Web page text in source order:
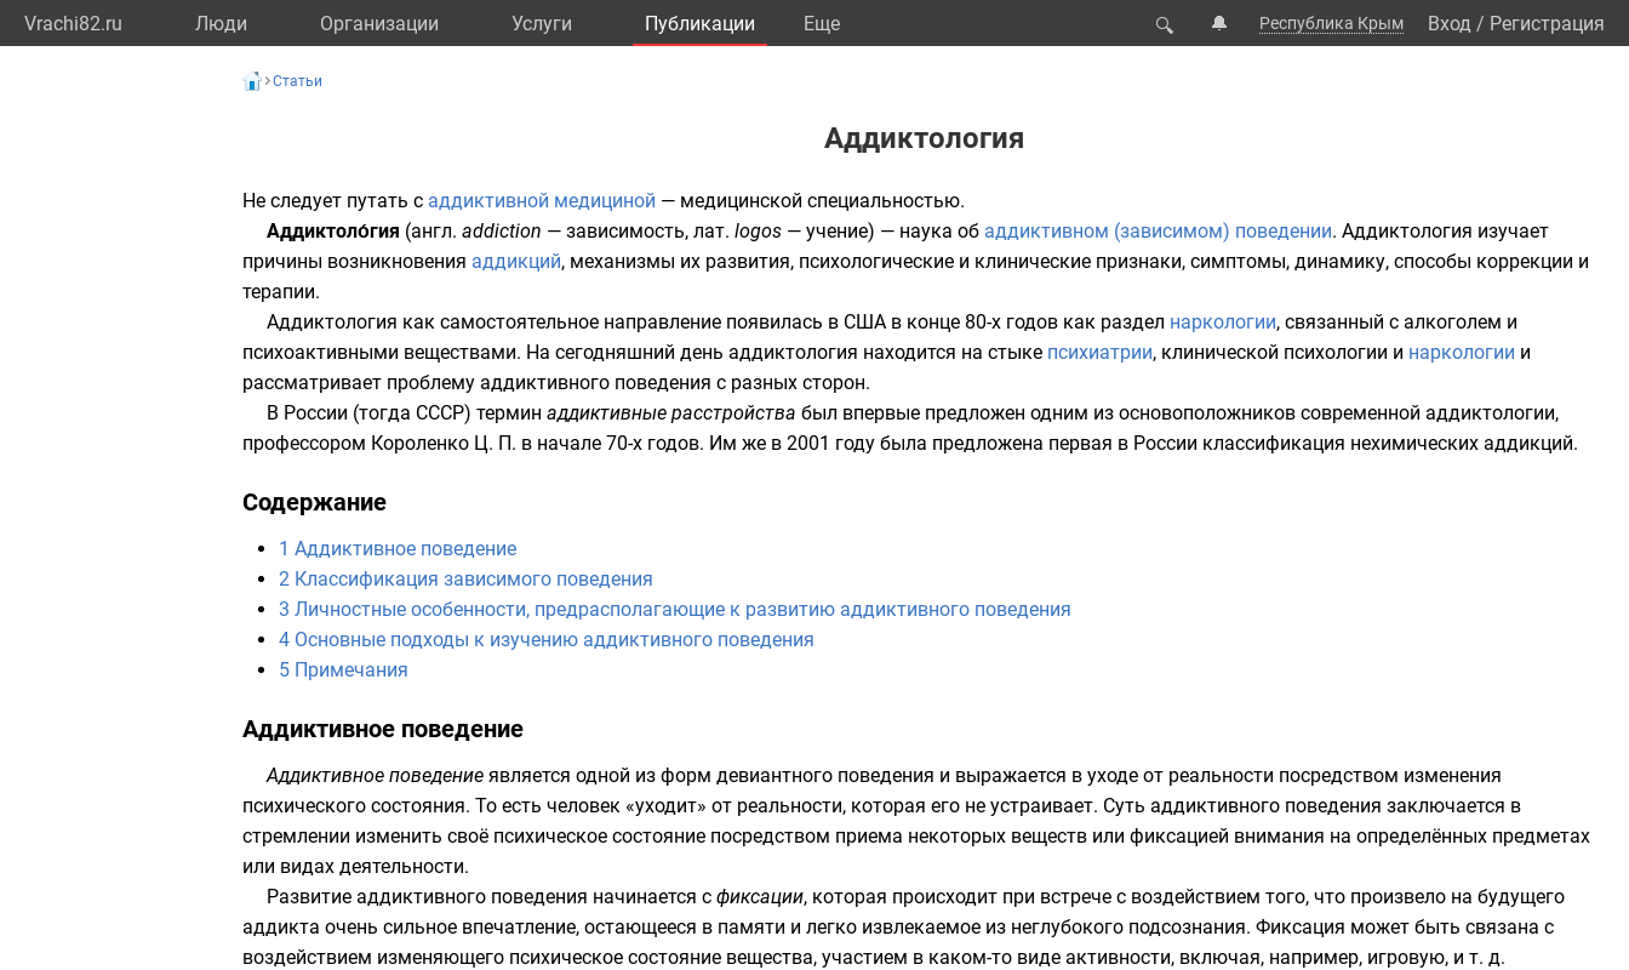
Vrachi82.ru Люди Организации Услуги Публикации Eще 🔍 🔔 Республика Крым Вход / Регистрация
Статьи
Аддиктология
Не следует путать с аддиктивной медициной — медицинской специальностью.
Аддиктоло́гия (англ. addiction — зависимость, лат. logos — учение) — наука об аддиктивном (зависимом) поведении. Аддиктология изучает
причины возникновения аддикций, механизмы их развития, психологические и клинические признаки, симптомы, динамику, способы коррекции и
терапии.
Аддиктология как самостоятельное направление появилась в США в конце 80-х годов как раздел наркологии, связанный с алкоголем и
психоактивными веществами. На сегодняшний день аддиктология находится на стыке психиатрии, клинической психологии и наркологии и
рассматривает проблему аддиктивного поведения с разных сторон.
В России (тогда СССР) термин аддиктивные расстройства был впервые предложен одним из основоположников современной аддиктологии,
профессором Короленко Ц. П. в начале 70-х годов. Им же в 2001 году была предложена первая в России классификация нехимических аддикций.
Содержание
1 Аддиктивное поведение
2 Классификация зависимого поведения
3 Личностные особенности, предрасполагающие к развитию аддиктивного поведения
4 Основные подходы к изучению аддиктивного поведения
5 Примечания
Аддиктивное поведение
Аддиктивное поведение является одной из форм девиантного поведения и выражается в уходе от реальности посредством изменения
психического состояния. То есть человек «уходит» от реальности, которая его не устраивает. Суть аддиктивного поведения заключается в
стремлении изменить своё психическое состояние посредством приема некоторых веществ или фиксацией внимания на определённых предметах
или видах деятельности.
Развитие аддиктивного поведения начинается с фиксации, которая происходит при встрече с воздействием того, что произвело на будущего
аддикта очень сильное впечатление, остающееся в памяти и легко извлекаемое из неглубокого подсознания. Фиксация может быть связана с
воздействием изменяющего психическое состояние вещества, участием в каком-то виде активности, включая, например, игровую, и т. д.